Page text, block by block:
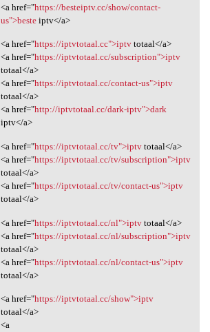
<a href="https://besteiptv.cc/show/contact-
us">besteiptv</a>
<a href="https://iptvtotaal.cc">iptvtotaal</a>
<a href="https://iptvtotaal.cc/subscription">iptv
totaal</a>
<a href="https://iptvtotaal.cc/contact-us">iptv
totaal</a>
<a href="http://iptvtotaal.cc/dark-iptv">dark
iptv</a>
<a href="https://iptvtotaal.cc/tv">iptvtotaal</a>
<a href="https://iptvtotaal.cc/tv/subscription">iptv
totaal</a>
<a href="https://iptvtotaal.cc/tv/contact-us">iptv
totaal</a>
<a href="https://iptvtotaal.cc/nl">iptvtotaal</a>
<a href="https://iptvtotaal.cc/nl/subscription">iptv
totaal</a>
<a href="https://iptvtotaal.cc/nl/contact-us">iptv
totaal</a>
<a href="https://iptvtotaal.cc/show">iptv
totaal</a>
<a